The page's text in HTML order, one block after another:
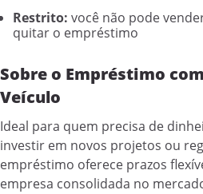
Restrito: você não pode
quitar o empréstimo
Sobre o Empréstimo
Veículo
Ideal para quem precisa de
investir em novos projetos ou
empréstimo oferece prazos
empresa consolidada no